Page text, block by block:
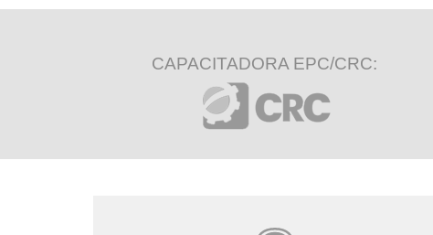
CAPACITADORA EPC/CRC: